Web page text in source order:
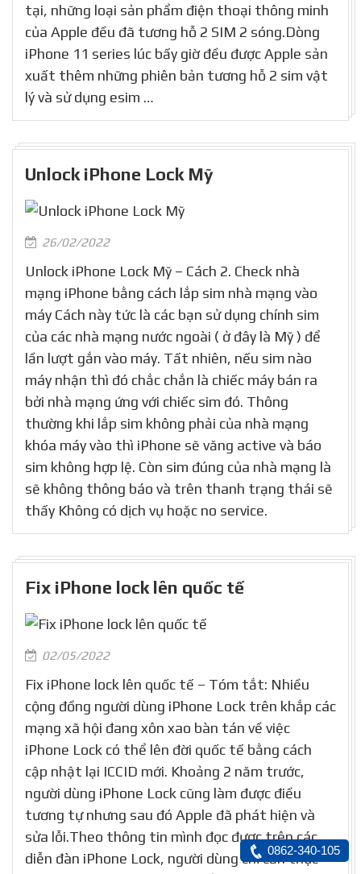
tại, những loại sản phẩm điện thoại thông minh
của Apple đều đã tương hỗ 2 SIM 2 sóng.Dòng
iPhone 11 series lúc bấy giờ đều được Apple sản
xuất thêm những phiên bản tương hỗ 2 sim vật
lý và sử dụng esim …
Unlock iPhone Lock Mỹ
26/02/2022
Unlock iPhone Lock Mỹ – Cách 2. Check nhà
mạng iPhone bằng cách lắp sim nhà mạng vào
máy Cách này tức là các bạn sử dụng chính sim
của các nhà mạng nước ngoài ( ở đây là Mỹ ) để
lần lượt gắn vào máy. Tất nhiên, nếu sim nào
máy nhận thì đó chắc chắn là chiếc máy bán ra
bởi nhà mạng ứng với chiếc sim đó. Thông
thường khi lắp sim không phải của nhà mạng
khóa máy vào thì iPhone sẽ văng active và báo
sim không hợp lệ. Còn sim đúng của nhà mạng là
sẽ không thông báo và trên thanh trạng thái sẽ
thấy Không có dịch vụ hoặc no service.
Fix iPhone lock lên quốc tế
02/05/2022
Fix iPhone lock lên quốc tế – Tóm tắt: Nhiều
cộng đồng người dùng iPhone Lock trên khắp các
mạng xã hội đang xôn xao bàn tán về việc
iPhone Lock có thể lên đời quốc tế bằng cách
cập nhật lại ICCID mới. Khoảng 2 năm trước,
người dùng iPhone Lock cũng làm được điều
tương tự nhưng sau đó Apple đã phát hiện và
sửa lỗi.Theo thông tin mình đọc được trên các
diễn đàn iPhone Lock, người dùng chỉ cần thực
0862-340-105